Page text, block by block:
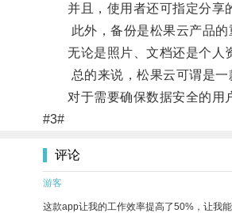
并且，使用者还可指定分享的
此外，备份是松果云产品的
无论是照片、文档还是个人资
总的来说，松果云可谓是一款
对于需要确保数据安全的用户
#3#
评论
游客
这款app让我的工作效率提高了50%，让我